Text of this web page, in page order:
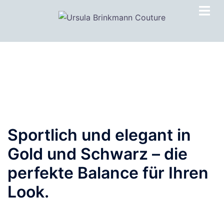
Sportlich und elegant in
Gold und Schwarz – die
perfekte Balance für Ihren
Look.